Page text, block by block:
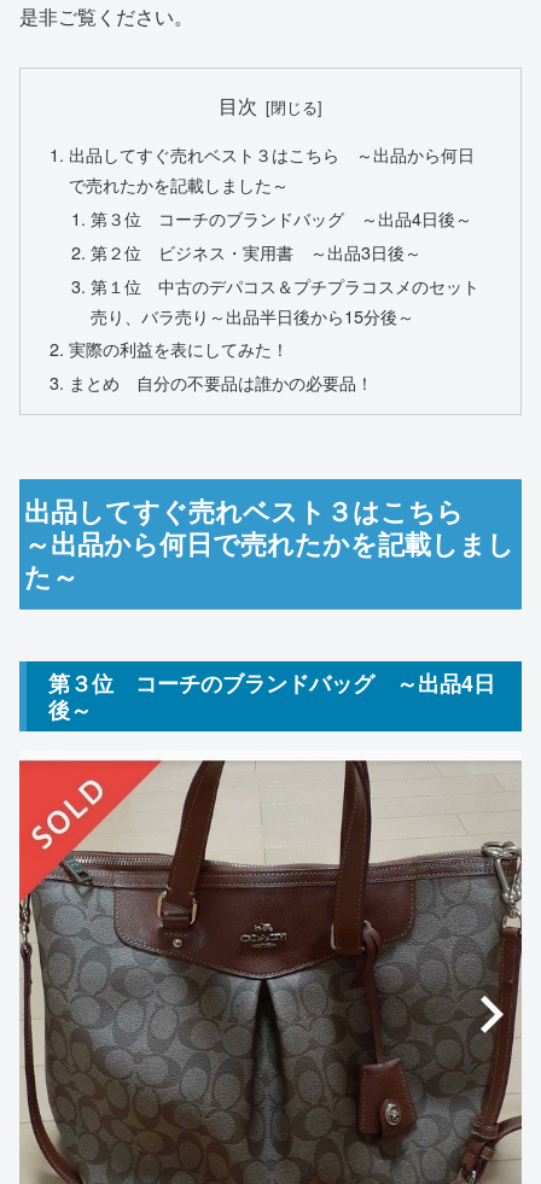
是非ご覧ください。
目次
出品してすぐ売れベスト３はこちら ～出品から何日
で売れたかを記載しました～
第３位 コーチのブランドバッグ ～出品4日後～
第２位 ビジネス・実用書 ～出品3日後～
第１位 中古のデパコス＆プチプラコスメのセット
売り、バラ売り～出品半日後から15分後～
実際の利益を表にしてみた！
まとめ 自分の不要品は誰かの必要品！
出品してすぐ売れベスト３はこちら
～出品から何日で売れたかを記載しまし
た～
第３位 コーチのブランドバッグ ～出品4日
後～